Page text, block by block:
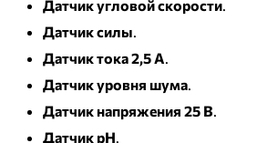
Датчик угловой скорости.
Датчик силы.
Датчик тока 2,5 А.
Датчик уровня шума.
Датчик напряжения 25 В.
Датчик pH.